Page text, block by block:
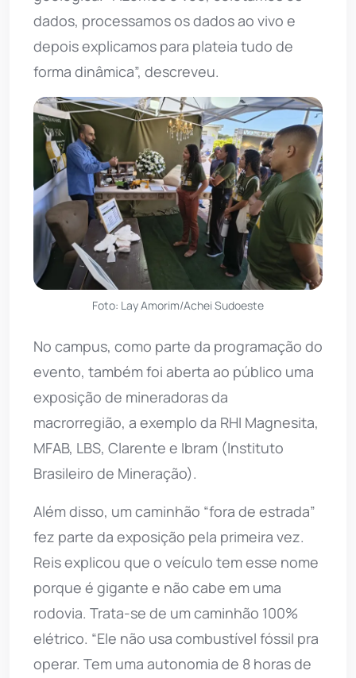
dados, processamos os dados ao vivo e
depois explicamos para plateia tudo de
forma dinâmica”, descreveu.
Foto: Lay Amorim/Achei Sudoeste
No campus, como parte da programação do
evento, também foi aberta ao público uma
exposição de mineradoras da
macrorregião, a exemplo da RHI Magnesita,
MFAB, LBS, Clarente e Ibram (Instituto
Brasileiro de Mineração).
Além disso, um caminhão “fora de estrada”
fez parte da exposição pela primeira vez.
Reis explicou que o veículo tem esse nome
porque é gigante e não cabe em uma
rodovia. Trata-se de um caminhão 100%
elétrico. “Ele não usa combustível fóssil pra
operar. Tem uma autonomia de 8 horas de